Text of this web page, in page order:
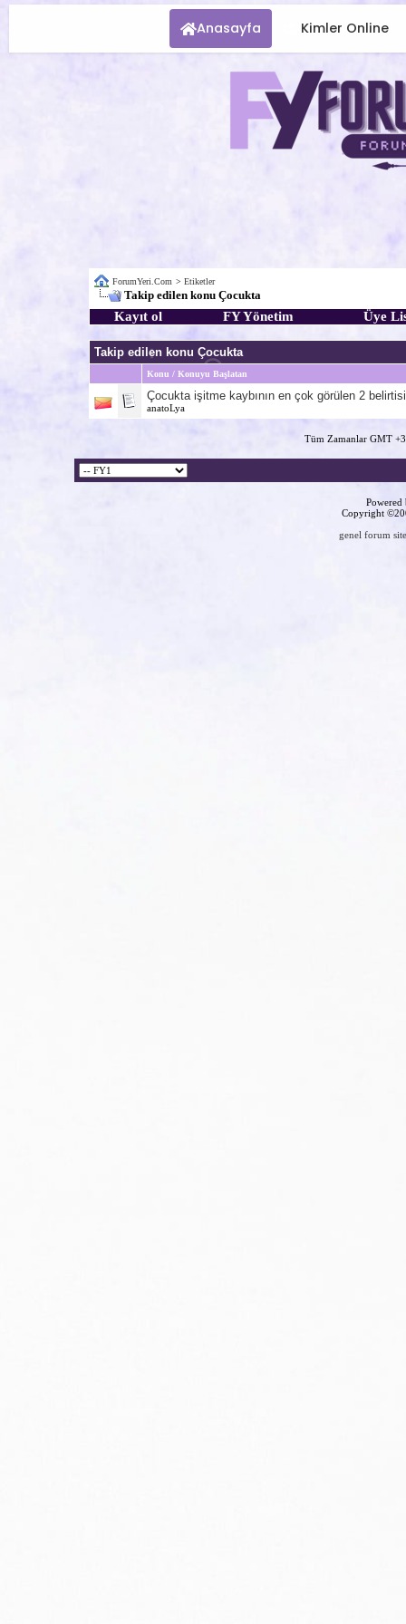
Anasayfa Kimler Online
ForumYeri.Com > Etiketler
Takip edilen konu Çocukta
Kayıt ol FY Yönetim Üye
Takip edilen konu Çocukta
Konu / Konuyu Başlatan
Çocukta işitme kaybının en çok görülen 2
anatoLya
Tüm Zamanlar GMT
Copyright
genel forum